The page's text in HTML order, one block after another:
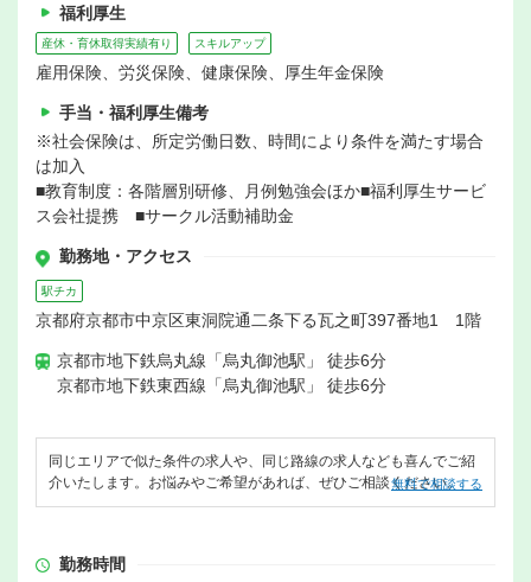
福利厚生
産休・育休取得実績有り スキルアップ
雇用保険、労災保険、健康保険、厚生年金保険
手当・福利厚生備考
※社会保険は、所定労働日数、時間により条件を満たす場合
は加入
■教育制度：各階層別研修、月例勉強会ほか■福利厚生サービ
ス会社提携 ■サークル活動補助金
勤務地・アクセス
駅チカ
京都府京都市中京区東洞院通二条下る瓦之町397番地1 1階
京都市地下鉄烏丸線「烏丸御池駅」 徒歩6分
京都市地下鉄東西線「烏丸御池駅」 徒歩6分
同じエリアで似た条件の求人や、同じ路線の求人なども喜んでご紹
介いたします。お悩みやご希望があれば、ぜひご相談ください。
無料で相談する
勤務時間